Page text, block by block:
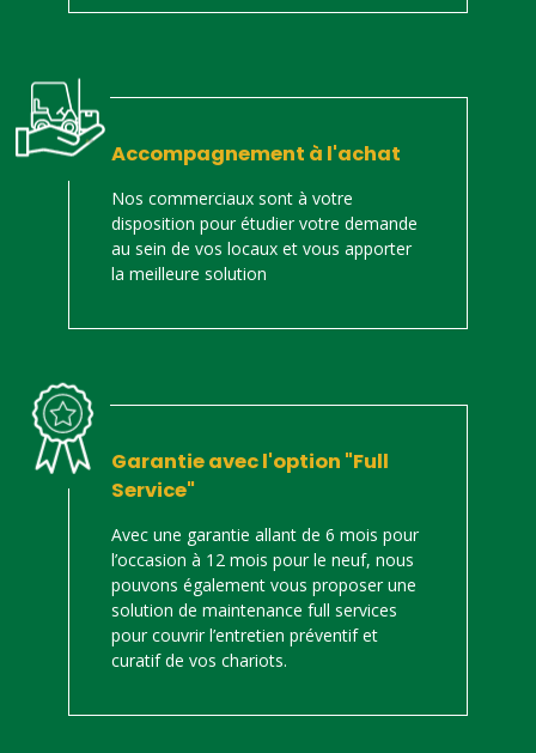
Accompagnement à l'achat
Nos commerciaux sont à votre
disposition pour étudier votre demande
au sein de vos locaux et vous apporter
la meilleure solution
Garantie avec l'option "Full
Service"
Avec une garantie allant de 6 mois pour
l’occasion à 12 mois pour le neuf, nous
pouvons également vous proposer une
solution de maintenance full services
pour couvrir l’entretien préventif et
curatif de vos chariots.